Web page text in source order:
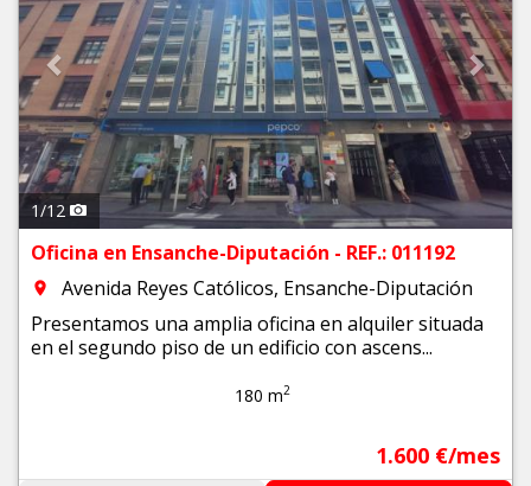
1/12
Oficina en Ensanche-Diputación - REF.: 011192
room
Avenida Reyes Católicos, Ensanche-Diputación
Presentamos una amplia oficina en alquiler situada
en el segundo piso de un edificio con ascens...
180 m2
1.600 €/mes